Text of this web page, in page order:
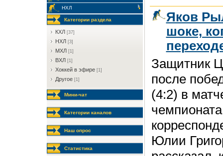
НХЛ
Категории раздела
КХЛ [37]
НХЛ [3]
МХЛ [1]
ВХЛ [1]
Хоккей в эфире [1]
Другое [1]
Мини-чат
Категории каналов
Наш опрос
Статистика
Яков
шоке,
Защитник
после
(4:2) в
Юлии